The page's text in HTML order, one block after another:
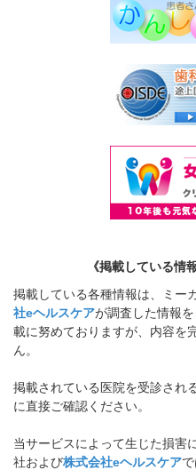
《掲載している情
掲載している各種情報は、ミー
社eヘルスケアが調査した情報
載に努めておりますが、内容を
ん。
掲載されている医院を受診され
に直接ご確認ください。
当サービスによって生じた損害
社および株式会社eヘルスケア